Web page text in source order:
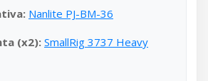
Nanlite PJ-BM-36
(x2): SmallRig 3737 Heavy